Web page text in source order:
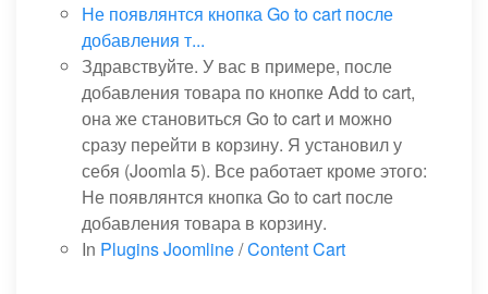
Не появлянтся кнопка Go to cart после
добавления т...
Здравствуйте. У вас в примере, после
добавления товара по кнопке Add to cart,
она же становиться Go to cart и можно
сразу перейти в корзину. Я установил у
себя (Joomla 5). Все работает кроме этого:
Не появлянтся кнопка Go to cart после
добавления товара в корзину.
In Plugins Joomline/Content Cart